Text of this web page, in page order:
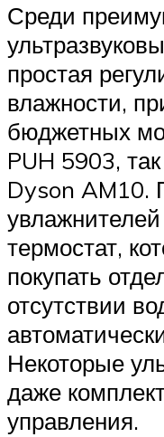
Среди
простая
влажности,
бюджетных
PUH 5903,
Dyson AM10.
термостат,
покупать
отсутствии
Некоторые
даже
управления.